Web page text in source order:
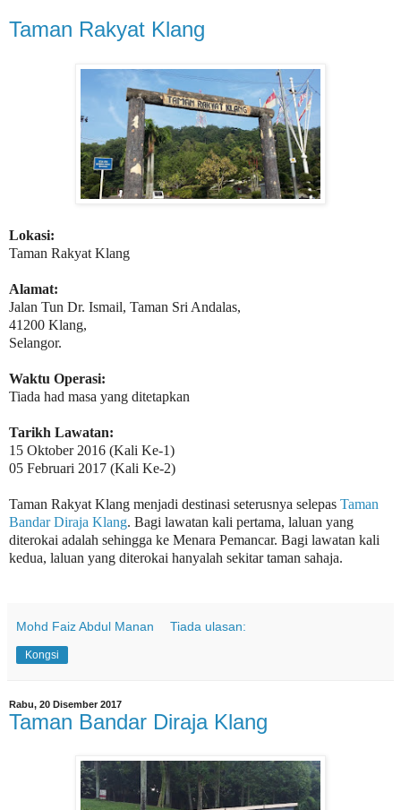
Taman Rakyat Klang
Lokasi:
Taman Rakyat Klang
Alamat:
Jalan Tun Dr. Ismail, Taman Sri Andalas,
41200 Klang,
Selangor.
Waktu Operasi:
Tiada had masa yang ditetapkan
Tarikh Lawatan:
15 Oktober 2016 (Kali Ke-1)
05 Februari 2017 (Kali Ke-2)
Taman Rakyat Klang menjadi destinasi seterusnya selepas Taman
Bandar Diraja Klang. Bagi lawatan kali pertama, laluan yang
diterokai adalah sehingga ke Menara Pemancar. Bagi lawatan kali
kedua, laluan yang diterokai hanyalah sekitar taman sahaja.
Mohd Faiz Abdul Manan Tiada ulasan:
Kongsi
Rabu, 20 Disember 2017
Taman Bandar Diraja Klang